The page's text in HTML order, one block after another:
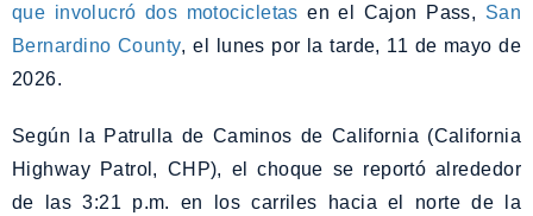
que involucró dos motocicletas en el Cajon Pass, San
Bernardino County, el lunes por la tarde, 11 de mayo de
2026.
Según la Patrulla de Caminos de California (California
Highway Patrol, CHP), el choque se reportó alrededor
de las 3:21 p.m. en los carriles hacia el norte de la